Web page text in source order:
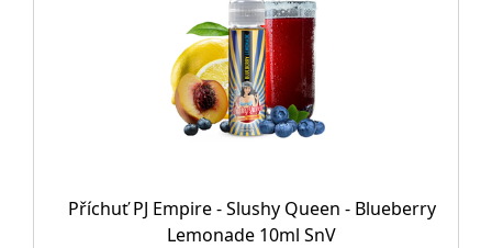
Příchuť PJ Empire - Slushy Queen - Blueberry
Lemonade 10ml SnV